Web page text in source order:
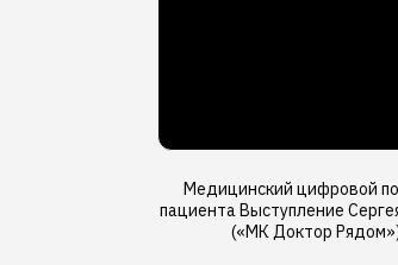
Медицинский цифровой
пациента Выступление
(«МК Доктор